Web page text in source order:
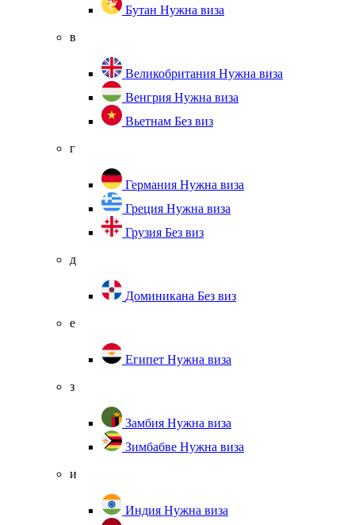
Бутан Нужна виза
в
Великобритания Нужна виза
Венгрия Нужна виза
Вьетнам Без виз
г
Германия Нужна виза
Греция Нужна виза
Грузия Без виз
д
Доминикана Без виз
е
Египет Нужна виза
з
Замбия Нужна виза
Зимбабве Нужна виза
и
Индия Нужна виза